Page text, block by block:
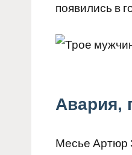
появились в
Авария,
Месье Артюр